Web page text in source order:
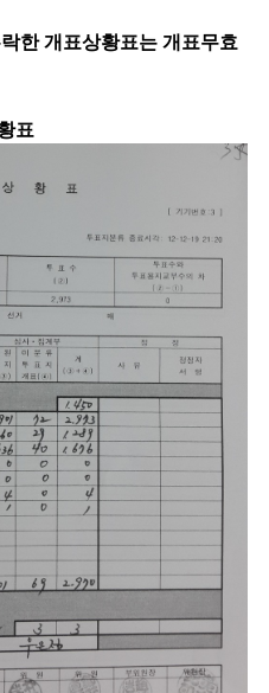
한 개표상황표는 개표무효
표